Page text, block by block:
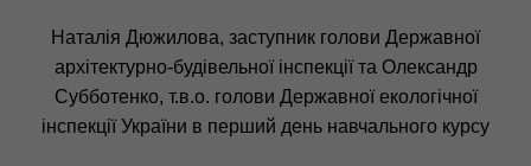
Наталія Дюжилова, заступник голови Державної
архітектурно-будівельної інспекції та Олександр
Субботенко, т.в.о. голови Державної екологічної
інспекції України в перший день навчального курсу